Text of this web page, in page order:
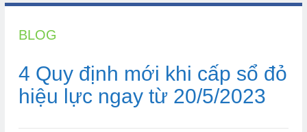
BLOG
4 Quy định mới khi cấp sổ đỏ
hiệu lực ngay từ 20/5/2023